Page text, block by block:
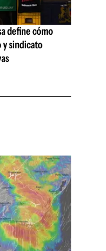
define cómo
y sindicato